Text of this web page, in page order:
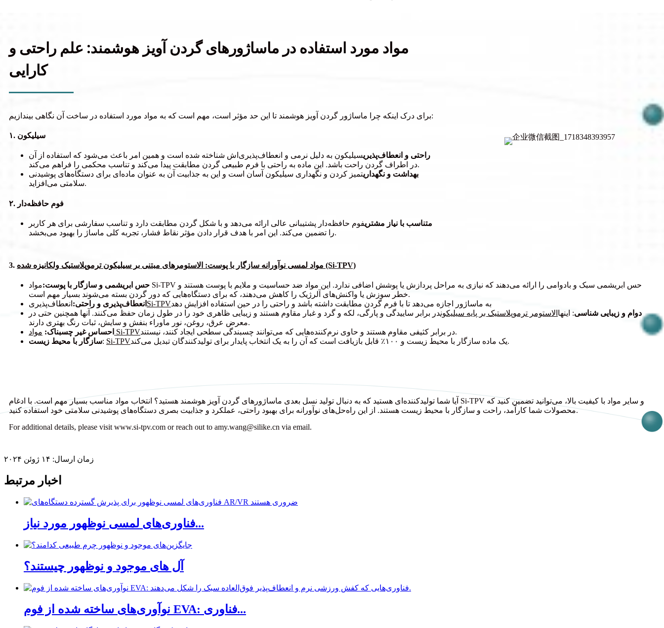
مواد مورد استفاده در ماساژورهای گردن آویز هوشمند: علم راحتی و
کارایی
برای درک اینکه چرا ماساژور گردن آویز هوشمند تا این حد مؤثر است، مهم است که به مواد مورد استفاده در ساخت آن نگاهی بیندازیم:
۱. سیلیکون
راحتی و انعطاف‌پذیریسیلیکون به دلیل نرمی و انعطاف‌پذیری‌اش شناخته شده است و همین امر باعث می‌شود که استفاده از آن
در اطراف گردن راحت باشد. این ماده به راحتی با فرم طبیعی گردن مطابقت پیدا می‌کند و تناسب محکمی را فراهم می‌کند.
بهداشت و نگهداریتمیز کردن و نگهداری سیلیکون آسان است و این به جذابیت آن به عنوان ماده‌ای برای دستگاه‌های پوشیدنی
سلامتی می‌افزاید.
۲. فوم حافظه‌دار
متناسب با نیاز مشتریفوم حافظه‌دار پشتیبانی عالی ارائه می‌دهد و با شکل گردن مطابقت دارد و تناسب سفارشی برای هر کاربر
را تضمین می‌کند. این امر با هدف قرار دادن مؤثر نقاط فشار، تجربه کلی ماساژ را بهبود می‌بخشد.
3. مواد لمسی نوآورانه سازگار با پوست: الاستومرهای مبتنی بر سیلیکون ترموپلاستیک ولکانیزه شده (Si-TPV)
حس ابریشمی و سازگار با پوست:مواد Si-TPV حس ابریشمی سبک و بادوامی را ارائه می‌دهند که نیازی به مراحل پردازش یا پوشش اضافی ندارد. این مواد ضد حساسیت و ملایم با پوست هستند و
خطر سوزش یا واکنش‌های آلرژیک را کاهش می‌دهند، که برای دستگاه‌هایی که دور گردن بسته می‌شوند بسیار مهم است.
انعطاف‌پذیری و راحتی: انعطاف‌پذیری Si-TPVبه ماساژور اجازه می‌دهد تا با فرم گردن مطابقت داشته باشد و راحتی را در حین استفاده افزایش دهد
دوام و زیبایی شناسی: اینها الاستومر ترموپلاستیک بر پایه سیلیکوندر برابر ساییدگی و پارگی، لکه و گرد و غبار مقاوم هستند و زیبایی ظاهری خود را در طول زمان حفظ می‌کنند. آنها همچنین حتی در
معرض عرق، روغن، نور ماوراء بنفش و سایش، ثبات رنگ بهتری دارند.
احساس غیر چسبناک: مواد Si-TPV
در برابر کثیفی مقاوم هستند و حاوی نرم‌کننده‌هایی که می‌توانند چسبندگی سطحی ایجاد کنند، نیستند.
سازگار با محیط زیست: Si-TPV یک ماده سازگار با محیط زیست و ۱۰۰٪ قابل بازیافت است که آن را به یک انتخاب پایدار برای تولیدکنندگان تبدیل می‌کند.
آیا شما تولیدکننده‌ای هستید که به دنبال تولید نسل بعدی ماساژورهای گردن آویز هوشمند هستید؟ انتخاب مواد مناسب بسیار مهم است. با ادغام Si-TPV و سایر مواد با کیفیت بالا، می‌توانید تضمین کنید که
محصولات شما کارآمد، راحت و سازگار با محیط زیست هستند. از این راه‌حل‌های نوآورانه برای بهبود راحتی، عملکرد و جذابیت بصری دستگاه‌های پوشیدنی سلامتی خود استفاده کنید.
For additional details, please visit www.si-tpv.com or reach out to amy.wang@silike.cn via email.
زمان ارسال: ۱۴ ژوئن ۲۰۲۴
اخبار مرتبط
فناوری‌های لمسی نوظهور مورد نیاز...
آل های موجود و نوظهور چیستند؟
نوآوری‌های ساخته شده از فوم EVA: فناوری...